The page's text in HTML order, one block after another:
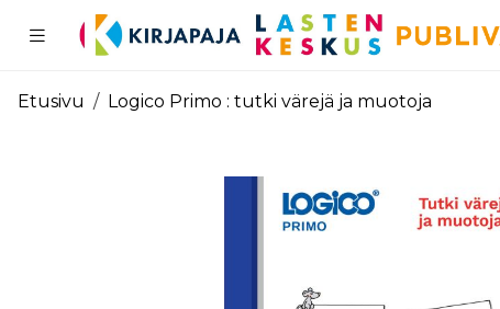
Etusivu Logico Primo : tutki värejä ja muotoja